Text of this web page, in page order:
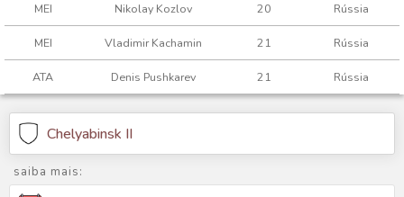
MEI Nikolay Kozlov 20 Rússia
MEI Vladimir Kachamin 21 Rússia
ATA Denis Pushkarev 21 Rússia
Chelyabinsk II
saiba mais: